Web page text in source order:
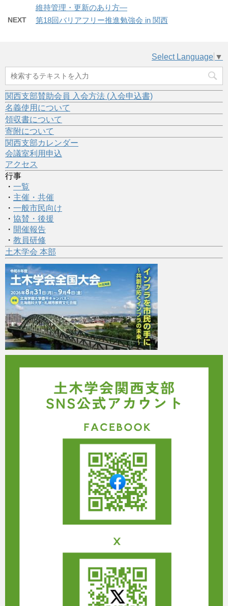
維持管理・更新のあり方―
NEXT 第18回バリアフリー推進勉強会 in 関西
Select Language ▼
関西支部賛助会員 入会方法 (入会申込書)
名義使用について
領収書について
寄附について
関西支部カレンダー
会議室利用申込
アクセス
行事
・ 一覧
・ 主催・共催
・ 一般市民向け
・ 協賛・後援
・ 開催報告
・ 教員研修
土木学会 本部